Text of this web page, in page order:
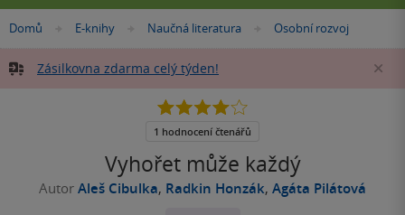
Nacházíte
zde:
Domů »
E-knihy »
Naučná literatura »
Osobní rozvoj
Zásilkovna zdarma celý týden!
Vyhořet může každý
Autor Aleš Cibulka, Radkin Honzák, Agáta Pilátová
4.0
5
1 hodnocení čtenářů